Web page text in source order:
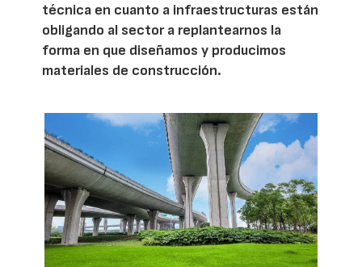
técnica en cuanto a infraestructuras están
obligando al sector a replantearnos la
forma en que diseñamos y producimos
materiales de construcción.